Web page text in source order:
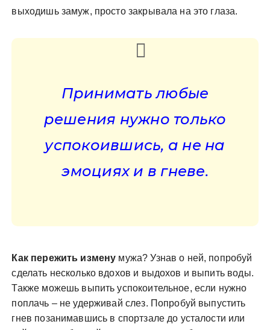
выходишь замуж, просто закрывала на это глаза.
Принимать любые
решения нужно только
успокоившись, а не на
эмоциях и в гневе.
Как пережить измену мужа? Узнав о ней, попробуй
сделать несколько вдохов и выдохов и выпить воды.
Также можешь выпить успокоительное, если нужно
поплачь – не удерживай слез. Попробуй выпустить
гнев позанимавшись в спортзале до усталости или